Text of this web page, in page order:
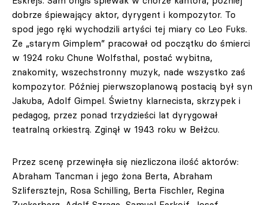
dobrze śpiewający aktor, dyrygent i kompozytor. To
spod jego ręki wychodzili artyści tej miary co Leo Fuks.
Ze „starym Gimplem” pracował od początku do śmierci
w 1924 roku Chune Wolfsthal, postać wybitna,
znakomity, wszechstronny muzyk, nade wszystko zaś
kompozytor. Później pierwszoplanową postacią był syn
Jakuba, Adolf Gimpel. Świetny klarnecista, skrzypek i
pedagog, przez ponad trzydzieści lat dyrygował
teatralną orkiestrą. Zginął w 1943 roku w Bełżcu.
Przez scenę przewinęła się niezliczona ilość aktorów:
Abraham Tancman i jego żona Berta, Abraham
Szlifersztejn, Rosa Schilling, Berta Fischler, Regina